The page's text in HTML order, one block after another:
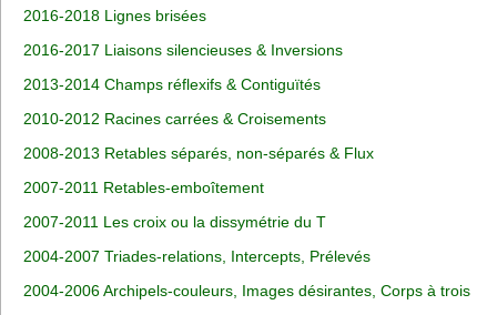
2016-2018 Lignes brisées
2016-2017 Liaisons silencieuses & Inversions
2013-2014 Champs réflexifs & Contiguïtés
2010-2012 Racines carrées & Croisements
2008-2013 Retables séparés, non-séparés & Flux
2007-2011 Retables-emboîtement
2007-2011 Les croix ou la dissymétrie du T
2004-2007 Triades-relations, Intercepts, Prélevés
2004-2006 Archipels-couleurs, Images désirantes, Corps à trois